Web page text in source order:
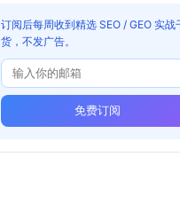
订阅后每周收到精选 SEO / GEO 实战
货，不发广告。
免费订阅